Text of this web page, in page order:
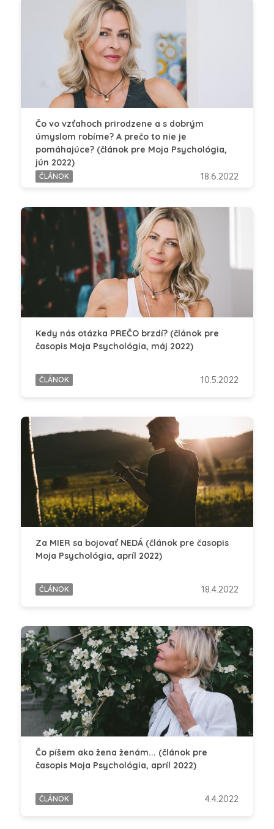
Čo vo vzťahoch prirodzene a s dobrým
úmyslom robíme? A prečo to nie je
pomáhajúce? (článok pre Moja Psychológia,
jún 2022)
ČLÁNOK 18.6.2022
Kedy nás otázka PREČO brzdí? (článok pre
časopis Moja Psychológia, máj 2022)
ČLÁNOK 10.5.2022
Za MIER sa bojovať NEDÁ (článok pre časopis
Moja Psychológia, apríl 2022)
ČLÁNOK 18.4.2022
Čo píšem ako žena ženám... (článok pre
časopis Moja Psychológia, apríl 2022)
ČLÁNOK 4.4.2022